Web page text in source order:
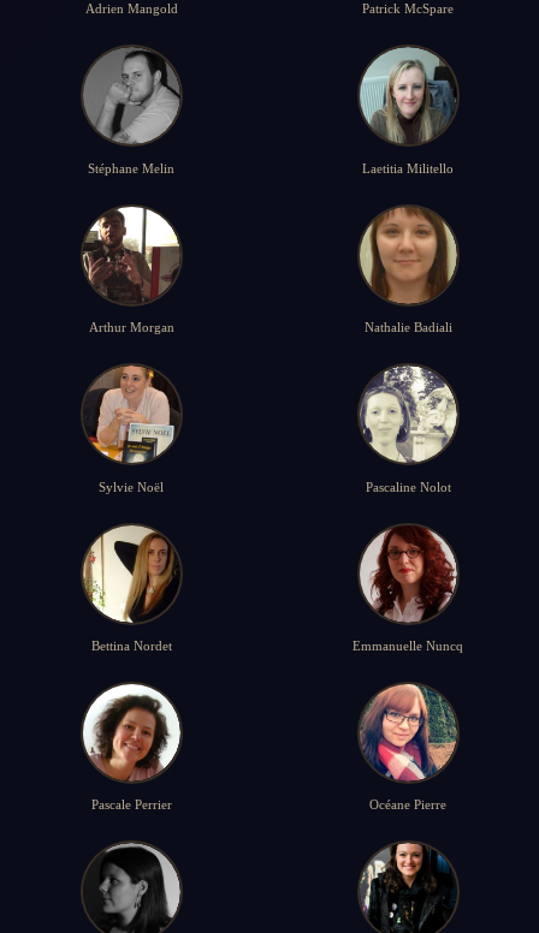
Adrien Mangold Patrick McSpare
Stéphane Melin Laetitia Militello
Arthur Morgan Nathalie Badiali
Sylvie Noël Pascaline Nolot
Bettina Nordet Emmanuelle Nuncq
Pascale Perrier Océane Pierre